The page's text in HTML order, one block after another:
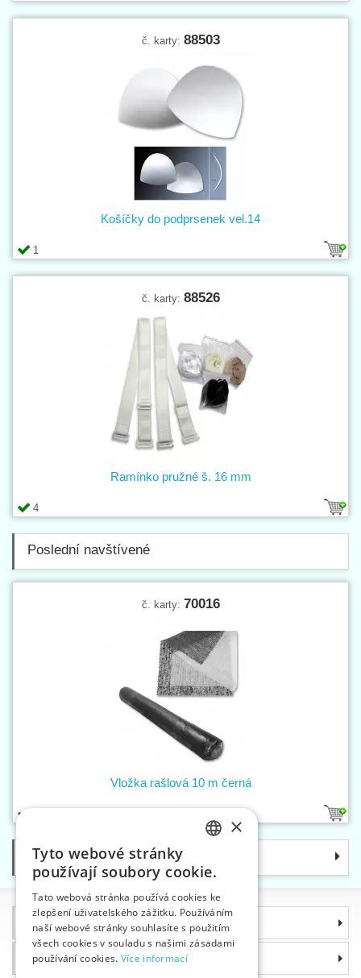
č. karty: 88503
1
Košíčky do podprsenek vel.14
č. karty: 88526
4
Ramínko pružné š. 16 mm
Poslední navštívené
č. karty: 70016
Vložka rašlová 10 m černá
Kategorie
Informace
Proč si zvolit právě nás
ENGLISH
GERMAN
×
Tyto webové stránky
používají soubory cookie.
Tato webová stránka používá cookies ke
zlepšení uživatelského zážitku. Používáním
naší webové stránky souhlasíte s použitím
všech cookies v souladu s našimi zásadami
používání cookies. Více informací